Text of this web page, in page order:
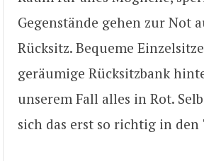
Gegenstände gehen zur Not
Rücksitz. Bequeme
geräumige Rücksitzbank
unserem Fall alles in Rot.
sich das erst so richtig in den